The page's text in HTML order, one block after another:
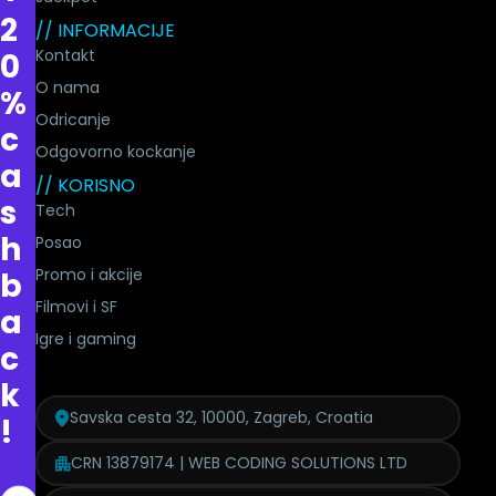
2
0
%
c
a
s
h
b
a
c
k
!
// INFORMACIJE
Kontakt
O nama
Odricanje
Odgovorno kockanje
// KORISNO
Tech
Posao
Promo i akcije
Filmovi i SF
Igre i gaming
Savska cesta 32, 10000, Zagreb, Croatia
CRN 13879174 | WEB CODING SOLUTIONS LTD